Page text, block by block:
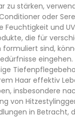
zu stärken,
oder
Feuchtigkeit und
die für
formuliert sind,
eingehen.
Haar effektiv
insbesondere
von
in Betracht,